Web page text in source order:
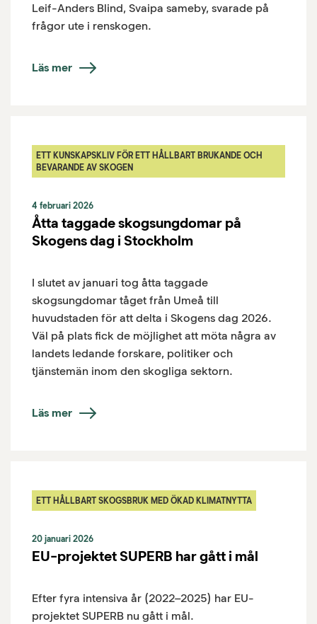
Leif-Anders Blind, Svaipa sameby, svarade på
frågor ute i renskogen.
Läs mer
ETT KUNSKAPSKLIV FÖR ETT HÅLLBART BRUKANDE OCH
BEVARANDE AV SKOGEN
4 februari 2026
Åtta taggade skogsungdomar på
Skogens dag i Stockholm
I slutet av januari tog åtta taggade
skogsungdomar tåget från Umeå till
huvudstaden för att delta i Skogens dag 2026.
Väl på plats fick de möjlighet att möta några av
landets ledande forskare, politiker och
tjänstemän inom den skogliga sektorn.
Läs mer
ETT HÅLLBART SKOGSBRUK MED ÖKAD KLIMATNYTTA
20 januari 2026
EU-projektet SUPERB har gått i mål
Efter fyra intensiva år (2022–2025) har EU-
projektet SUPERB nu gått i mål.